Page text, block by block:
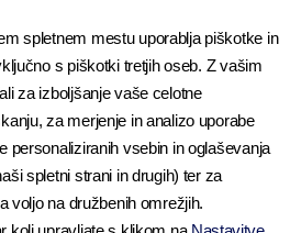
prehrane in se ne
nadomestek materinega
6. mesecem starosti.
o hranjenju dojenčka
z odločitvijo o
in uvajanja goste hrane,
zdravnika, patronažne
spletnem mestu uporablja piškotke in
s piškotki tretjih oseb. Z vašim
za izboljšanje vaše celotne
za merjenje in analizo uporabe
personaliziranih vsebin in oglaševanja
spletni strani in drugih) ter za
voljo na družbenih omrežjih.